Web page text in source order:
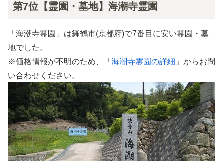
第7位【霊園・墓地】海潮寺霊園
「海潮寺霊園」は舞鶴市(京都府)で7番目に安い霊園・墓
地でした。
※価格情報が不明のため、「 海潮寺霊園の詳細 」からお問
い合わせください。